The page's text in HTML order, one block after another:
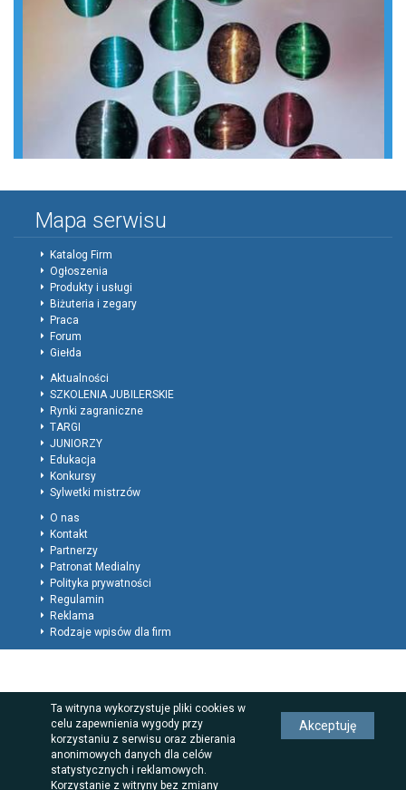
Mapa serwisu
Katalog Firm
Ogłoszenia
Produkty i usługi
Biżuteria i zegary
Praca
Forum
Giełda
Aktualności
SZKOLENIA JUBILERSKIE
Rynki zagraniczne
TARGI
JUNIORZY
Edukacja
Konkursy
Sylwetki mistrzów
O nas
Kontakt
Partnerzy
Patronat Medialny
Polityka prywatności
Regulamin
Reklama
Rodzaje wpisów dla firm
Ta witryna wykorzystuje pliki cookies w
celu zapewnienia wygody przy
korzystaniu z serwisu oraz zbierania
anonimowych danych dla celów
statystycznych i reklamowych.
Korzystanie z witryny bez zmiany
Akceptuję